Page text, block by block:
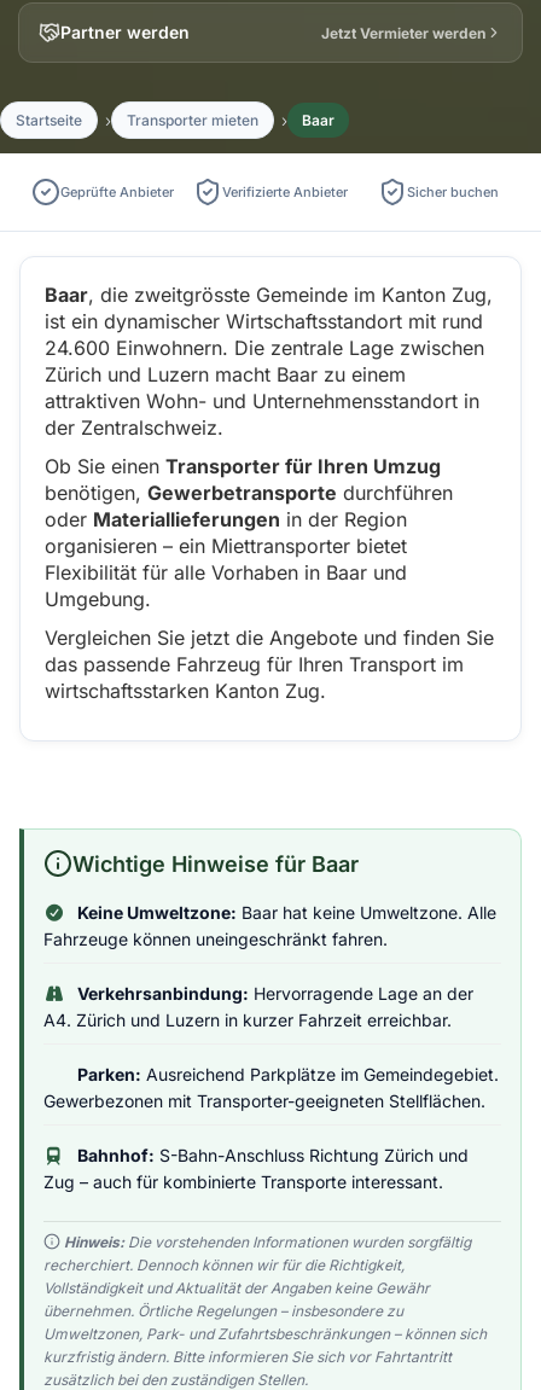
Partner werden Jetzt Vermieter werden
Startseite Transporter mieten Baar
Geprüfte Anbieter Verifizierte Anbieter Sicher buchen
Baar, die zweitgrösste Gemeinde im Kanton Zug,
ist ein dynamischer Wirtschaftsstandort mit rund
24.600 Einwohnern. Die zentrale Lage zwischen
Zürich und Luzern macht Baar zu einem
attraktiven Wohn- und Unternehmensstandort in
der Zentralschweiz.
Ob Sie einen Transporter für Ihren Umzug
benötigen, Gewerbetransporte durchführen
oder Materiallieferungen in der Region
organisieren – ein Miettransporter bietet
Flexibilität für alle Vorhaben in Baar und
Umgebung.
Vergleichen Sie jetzt die Angebote und finden Sie
das passende Fahrzeug für Ihren Transport im
wirtschaftsstarken Kanton Zug.
Wichtige Hinweise für Baar
Keine Umweltzone: Baar hat keine Umweltzone. Alle
Fahrzeuge können uneingeschränkt fahren.
Verkehrsanbindung: Hervorragende Lage an der
A4. Zürich und Luzern in kurzer Fahrzeit erreichbar.
Parken: Ausreichend Parkplätze im Gemeindegebiet.
Gewerbezonen mit Transporter-geeigneten Stellflächen.
Bahnhof: S-Bahn-Anschluss Richtung Zürich und
Zug – auch für kombinierte Transporte interessant.
Hinweis:Die vorstehenden Informationen wurden sorgfältig
recherchiert. Dennoch können wir für die Richtigkeit,
Vollständigkeit und Aktualität der Angaben keine Gewähr
übernehmen. Örtliche Regelungen – insbesondere zu
Umweltzonen, Park- und Zufahrtsbeschränkungen – können sich
kurzfristig ändern. Bitte informieren Sie sich vor Fahrtantritt
zusätzlich bei den zuständigen Stellen.